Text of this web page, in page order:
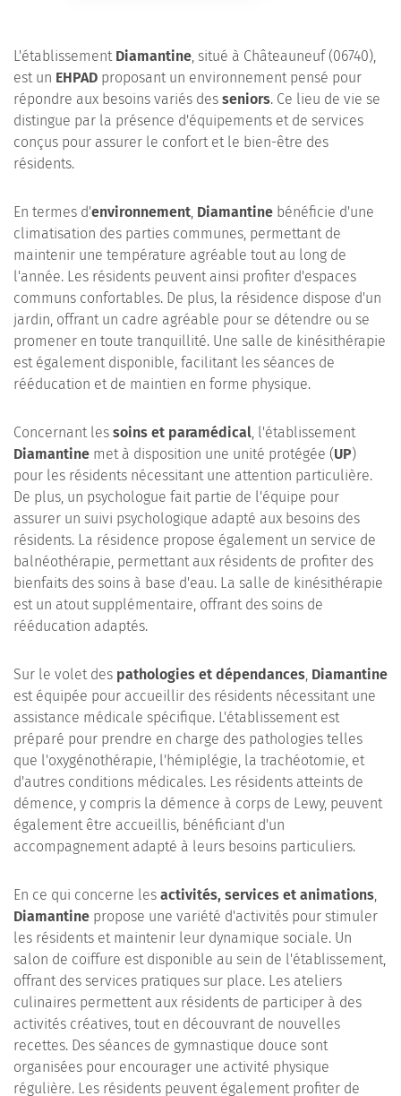
L'établissement Diamantine, situé à Châteauneuf (06740),
est un EHPAD proposant un environnement pensé pour
répondre aux besoins variés des seniors. Ce lieu de vie se
distingue par la présence d'équipements et de services
conçus pour assurer le confort et le bien-être des
résidents.
En termes d'environnement, Diamantine bénéficie d'une
climatisation des parties communes, permettant de
maintenir une température agréable tout au long de
l'année. Les résidents peuvent ainsi profiter d'espaces
communs confortables. De plus, la résidence dispose d'un
jardin, offrant un cadre agréable pour se détendre ou se
promener en toute tranquillité. Une salle de kinésithérapie
est également disponible, facilitant les séances de
rééducation et de maintien en forme physique.
Concernant les soins et paramédical, l'établissement
Diamantine met à disposition une unité protégée (UP)
pour les résidents nécessitant une attention particulière.
De plus, un psychologue fait partie de l'équipe pour
assurer un suivi psychologique adapté aux besoins des
résidents. La résidence propose également un service de
balnéothérapie, permettant aux résidents de profiter des
bienfaits des soins à base d'eau. La salle de kinésithérapie
est un atout supplémentaire, offrant des soins de
rééducation adaptés.
Sur le volet des pathologies et dépendances, Diamantine
est équipée pour accueillir des résidents nécessitant une
assistance médicale spécifique. L'établissement est
préparé pour prendre en charge des pathologies telles
que l'oxygénothérapie, l'hémiplégie, la trachéotomie, et
d'autres conditions médicales. Les résidents atteints de
démence, y compris la démence à corps de Lewy, peuvent
également être accueillis, bénéficiant d'un
accompagnement adapté à leurs besoins particuliers.
En ce qui concerne les activités, services et animations,
Diamantine propose une variété d'activités pour stimuler
les résidents et maintenir leur dynamique sociale. Un
salon de coiffure est disponible au sein de l'établissement,
offrant des services pratiques sur place. Les ateliers
culinaires permettent aux résidents de participer à des
activités créatives, tout en découvrant de nouvelles
recettes. Des séances de gymnastique douce sont
organisées pour encourager une activité physique
régulière. Les résidents peuvent également profiter de